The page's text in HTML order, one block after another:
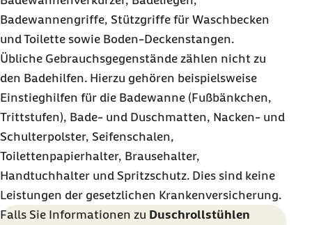
7. Ihre Barmer-Vorteile bei der Versorgung
mit Bade- und Duschhilfen
Volle Transparenz über Ihre Hilfsmittelanträge
in Meine Barmer
Badewannengriffe, Stützgriffe für Waschbecken
und Toilette sowie Boden-Deckenstangen.
Übliche Gebrauchsgegenstände zählen nicht zu
den Badehilfen. Hierzu gehören beispielsweise
Einstieghilfen für die Badewanne (Fußbänkchen,
Trittstufen), Bade- und Duschmatten, Nacken- und
Schulterpolster, Seifenschalen,
Toilettenpapierhalter, Brausehalter,
Handtuchhalter und Spritzschutz. Dies sind keine
Leistungen der gesetzlichen Krankenversicherung.
Falls Sie Informationen zu Duschrollstühlen